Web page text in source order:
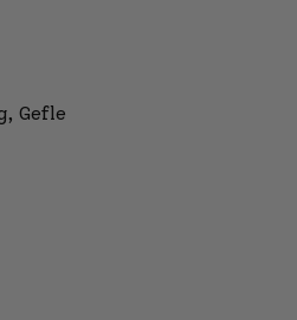
Gefle